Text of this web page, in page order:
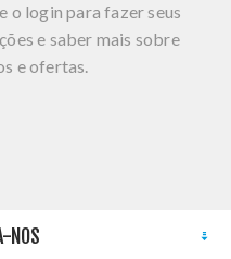
o login para fazer seus
e saber mais sobre
e ofertas.
NOS